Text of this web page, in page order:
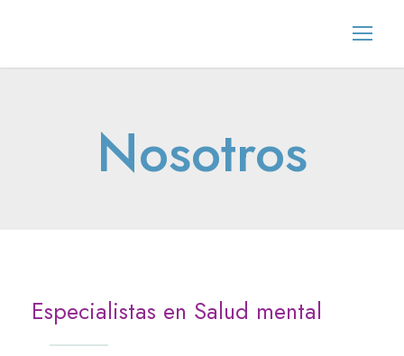
Nosotros
Especialistas en Salud mental